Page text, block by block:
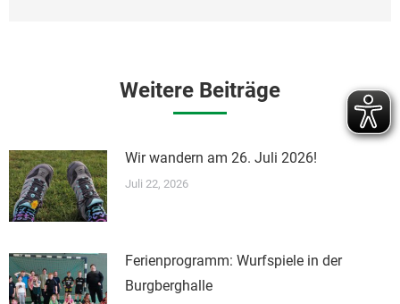
Weitere Beiträge
Wir wandern am 26. Juli 2026!
Juli 22, 2026
Ferienprogramm: Wurfspiele in der
Burgberghalle